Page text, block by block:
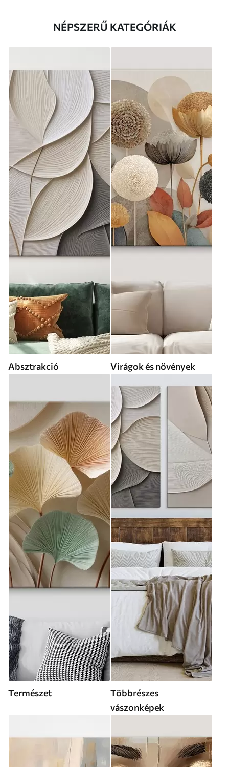
NÉPSZERŰ KATEGÓRIÁK
Absztrakció Virágok és növények
Természet
Többrészes
vászonképek